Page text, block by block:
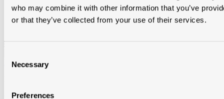
who may combine it with other information that you’ve
or that they’ve collected from your use of their services.
Selection
Necessary
Preferences
Equitone buitenhoekprofiel alu geanodiseerd 12x12x3000 eur/st
Stockartikelin